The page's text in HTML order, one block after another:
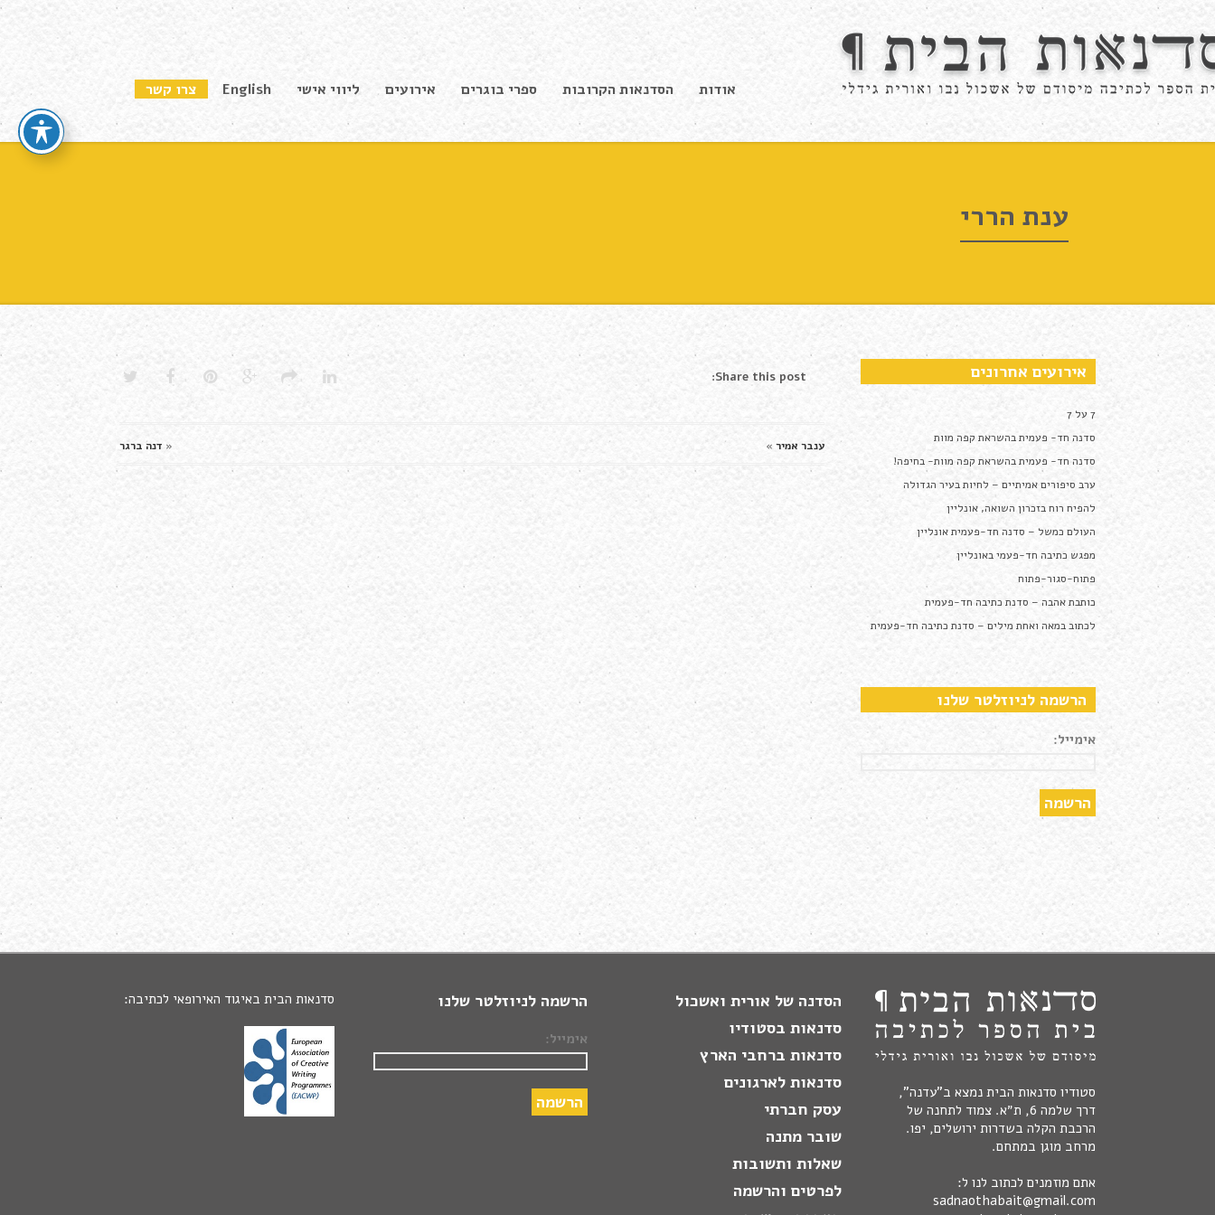
אודות הסדנאות הקרובות ספרי בוגרים אירועים ליווי אישי English צרו קשר
ענת הררי
Share this post:
« דנה ברגר ענבר אמיר »
אירועים אחרונים
7 על 7
סדנה חד- פעמית בהשראת קפה מוות
סדנה חד- פעמית בהשראת קפה מוות- בחיפה!
ערב סיפורים אמיתיים – לחיות בעיר הגדולה
להפיח רוח בזכרון השואה, אונליין
העולם כמשל – סדנה חד-פעמית אונליין
מפגש כתיבה חד-פעמי באונליין
פתוח-סגור-פתוח
כותבת אהבה – סדנת כתיבה חד-פעמית
לכתוב במאה ואחת מילים – סדנת כתיבה חד-פעמית
הרשמה לניוזלטר שלנו
אימייל:
סדנאות הבית באיגוד האירופאי לכתיבה: הרשמה לניוזלטר שלנו
אימייל:
הסדנה של אורית ואשכול
סדנאות בסטודיו
סדנאות ברחבי הארץ
סדנאות לארגונים
עסק חברתי
שובר מתנה
שאלות ותשובות
לפרטים והרשמה
סטודיו סדנאות הבית נמצא ב"עדנה",
דרך שלמה 6, ת״א. צמוד לתחנה של
הרכבת הקלה בשדרות ירושלים, יפו.
מרחב מוגן במתחם.
אתם מוזמנים לכתוב לנו ל:
sadnaothabait@gmail.com